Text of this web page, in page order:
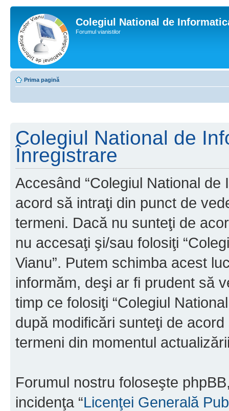
Colegiul National de
Forumul vianistilor
Prima pagină
Colegiul National de
Înregistrare
Accesând “Colegiul National de
acord să intraţi din punct de
termeni. Dacă nu sunteţi de
nu accesaţi şi/sau folosiţi
Vianu”. Putem schimba acest
informăm, deşi ar fi prudent să
timp ce folosiţi “Colegiul
după modificări sunteţi de
termeni din momentul
Forumul nostru foloseşte
incidenţa “Licenţei Generală